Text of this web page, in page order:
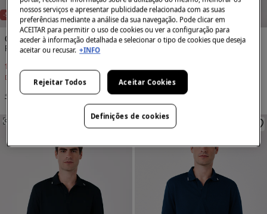
-50% NEW
Cortefiel
Polo COOLMAX® em piqué
19,99 €
Desconto 20,00 €
+5 Cores
-50%
Cortefiel
Desconto
+5 Cores
SEMELHANTE
nossos serviços e apresentar publicidade relacionada com as suas
preferências mediante a análise da sua navegação. Pode clicar em
ACEITAR para permitir o uso de cookies ou ver a configuração para
aceder à informação detalhada e selecionar o tipo de cookies que deseja
aceitar ou recusar. +INFO
Rejeitar Todos Aceitar Cookies
Definições de cookies